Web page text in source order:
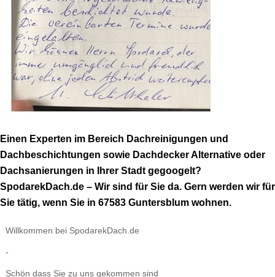
Einen Experten im Bereich Dachreinigungen und
Dachbeschichtungen sowie Dachdecker Alternative oder
Dachsanierungen in Ihrer Stadt gegoogelt?
SpodarekDach.de – Wir sind für Sie da. Gern werden wir für
Sie tätig, wenn Sie in 67583 Guntersblum wohnen.
Willkommen bei SpodarekDach.de
-
Schön dass Sie zu uns gekommen sind